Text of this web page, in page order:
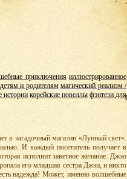
приключения иллюстрированное
детям и родителям магический реализм /
истории корейские новеллы фэнтези для
в загадочный магазин «Лунный свет».
И каждый посетитель получает в
исполнит заветное желание. Джэо
его младшая сестра Джэи, и никто
надежда! Может, именно волшебные